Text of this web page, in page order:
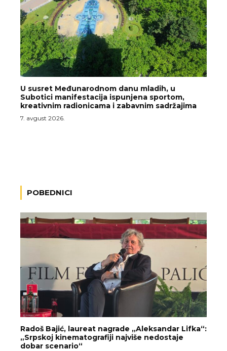
U susret Međunarodnom danu mladih, u
Subotici manifestacija ispunjena sportom,
kreativnim radionicama i zabavnim sadržajima
7. avgust 2026.
POBEDNICI
Radoš Bajić, laureat nagrade „Aleksandar Lifka“:
„Srpskoj kinematografiji najviše nedostaje
dobar scenario“